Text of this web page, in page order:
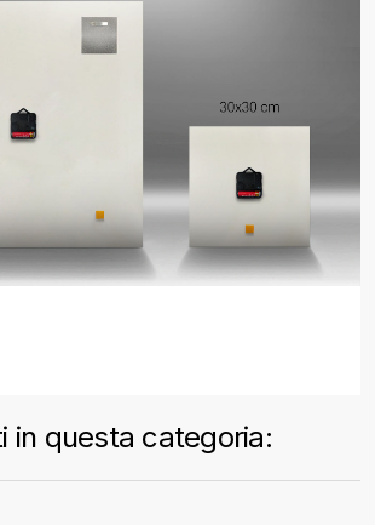
in questa categoria: